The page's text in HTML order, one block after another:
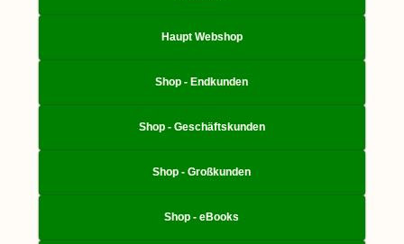
Haupt Webshop
Shop - Endkunden
Shop - Geschäftskunden
Shop - Großkunden
Shop - eBooks